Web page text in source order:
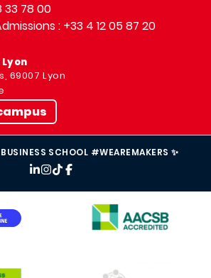
33 78 00
: +33 4 12 05 87 20
69007 Lyon
SCHOOL #WEAREMAKERS ✨